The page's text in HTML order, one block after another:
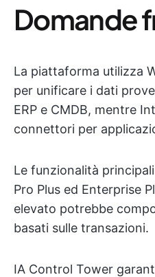
Domande
La piattaforma utilizza
per unificare i dati
ERP e CMDB, mentre
connettori per
Le funzionalità
Pro Plus ed Enterprise
elevato potrebbe
basati sulle transazioni.
IA Control Tower